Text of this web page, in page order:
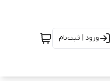
ورود | ثبت‌نام